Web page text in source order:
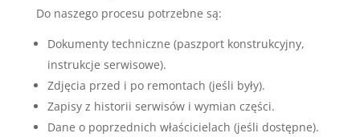
Do naszego procesu potrzebne są:
Dokumenty techniczne (paszport konstrukcyjny,
instrukcje serwisowe).
Zdjęcia przed i po remontach (jeśli były).
Zapisy z historii serwisów i wymian części.
Dane o poprzednich właścicielach (jeśli dostępne).